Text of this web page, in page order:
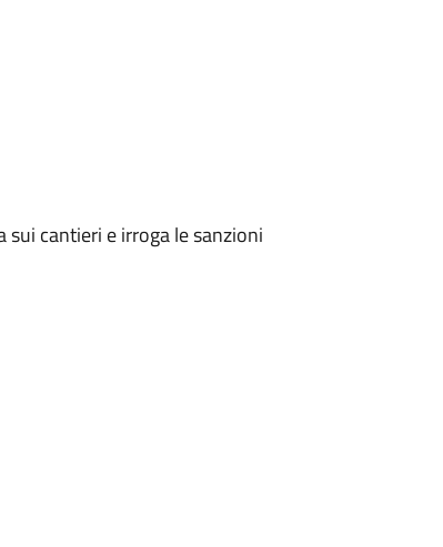
cantieri e irroga le sanzioni